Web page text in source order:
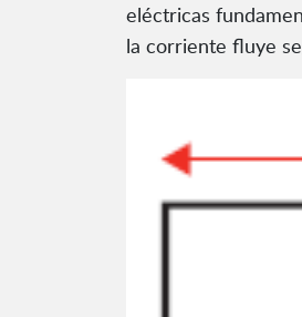
eléctricas
la corriente fluye